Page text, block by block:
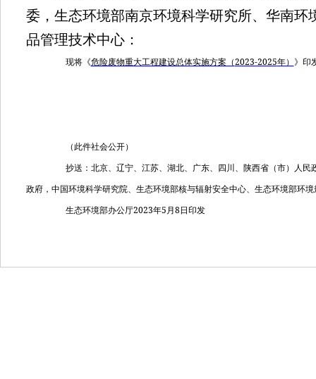
委，生态环境部南京环境科学研究所、华南环
品管理技术中心：
现将《危险废物重大工程建设总体实施方案（2023-2025年） 》印
（此件社会公开）
抄送：北京、辽宁、江苏、湖北、广东、四川、陕西省（市）人民
政府，中国环境科学研究院、生态环境部核与辐射安全中心、生态环境部环境
生态环境部办公厅2023年5 月 8日印发